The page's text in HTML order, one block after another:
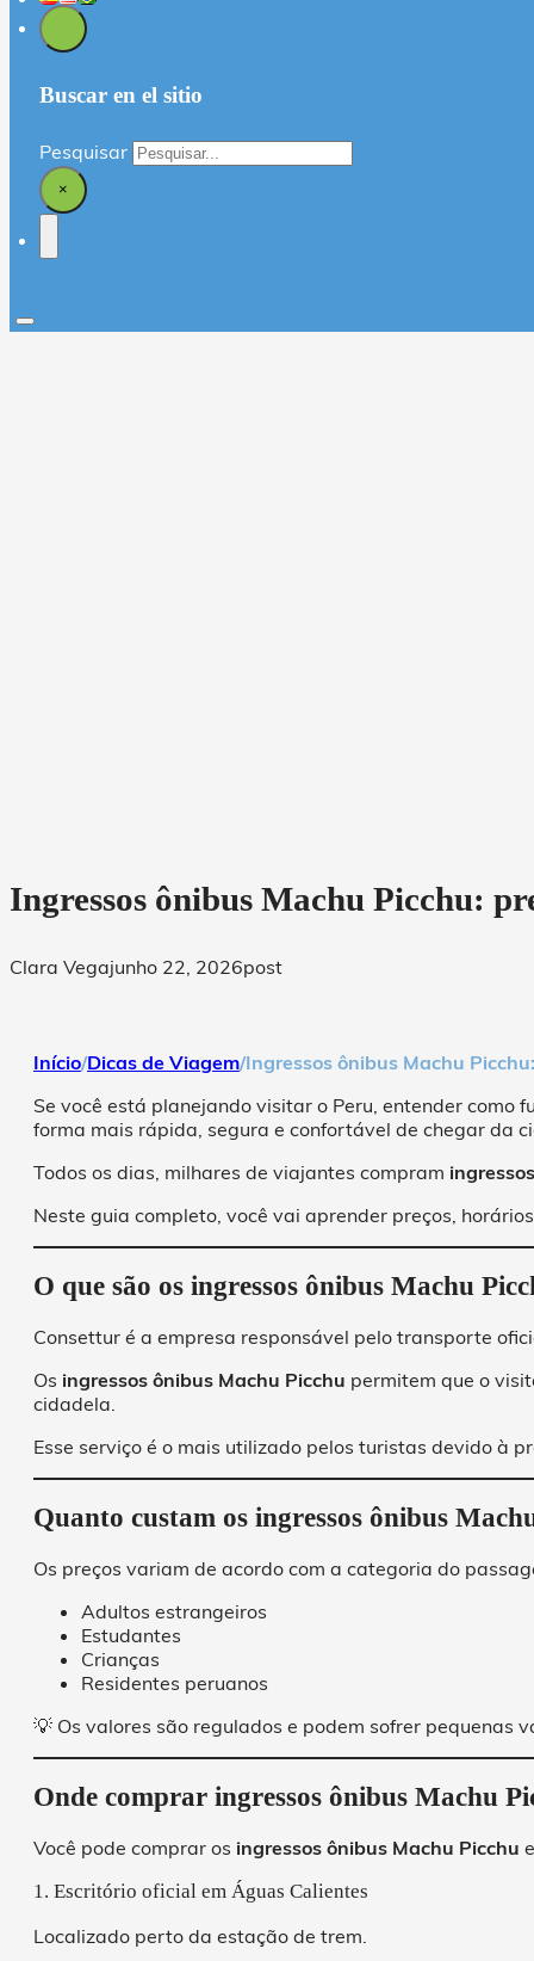
Buscar en el sitio
Pesquisar
×
Ingressos ônibus Machu Picchu:
Clara Vegajunho 22, 2026post
Início/Dicas de Viagem/Ingressos ônibus Machu
Se você está planejando visitar o Peru, entender como
forma mais rápida, segura e confortável de chegar da
Todos os dias, milhares de viajantes compram
Neste guia completo, você vai aprender preços,
O que são os ingressos ônibus Machu
Consettur é a empresa responsável pelo transporte
Os ingressos ônibus Machu Picchu permitem que o
cidadela.
Esse serviço é o mais utilizado pelos turistas devido à
Quanto custam os ingressos ônibus
Os preços variam de acordo com a categoria do
Adultos estrangeiros
Estudantes
Crianças
Residentes peruanos
💡 Os valores são regulados e podem sofrer
Onde comprar ingressos ônibus Machu
Você pode comprar os ingressos ônibus Machu Picchu
1. Escritório oficial em Águas Calientes
Localizado perto da estação de trem.